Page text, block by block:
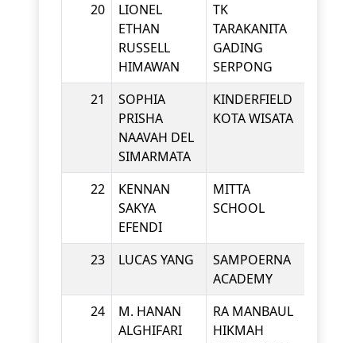
20
LIONEL
ETHAN
RUSSELL
HIMAWAN
TK
TARAKANITA
GADING
SERPONG
21
SOPHIA
PRISHA
NAAVAH DEL
SIMARMATA
KINDERFIELD
KOTA WISATA
22
KENNAN
SAKYA
EFENDI
MITTA
SCHOOL
23 LUCAS YANG
SAMPOERNA
ACADEMY
24
M. HANAN
ALGHIFARI
RA MANBAUL
HIKMAH